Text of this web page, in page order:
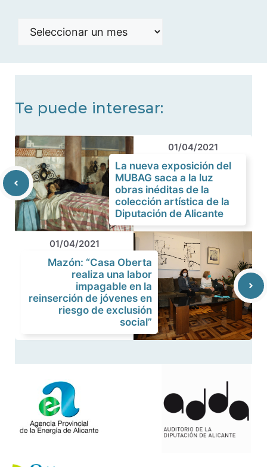
Histórico
Te puede interesar:
01/04/2021
La nueva exposición del
MUBAG saca a la luz
obras inéditas de la
colección artística de la
Diputación de Alicante
01/04/2021
Mazón: “Casa Oberta
realiza una labor
impagable en la
reinserción de jóvenes en
riesgo de exclusión
social”